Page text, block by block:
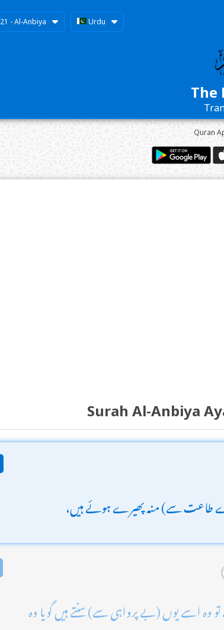
21 - Al-Anbiya Urdu
The
Quran
Surah Al-Anbiya
طاعت سے) منہ پھیرے ہوئے ہیں،
یوں (بے پرواہی سے) سنتے ہیں گویا وہ